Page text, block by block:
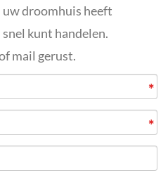
uw droomhuis heeft
kunt handelen.
mail gerust.
*
*